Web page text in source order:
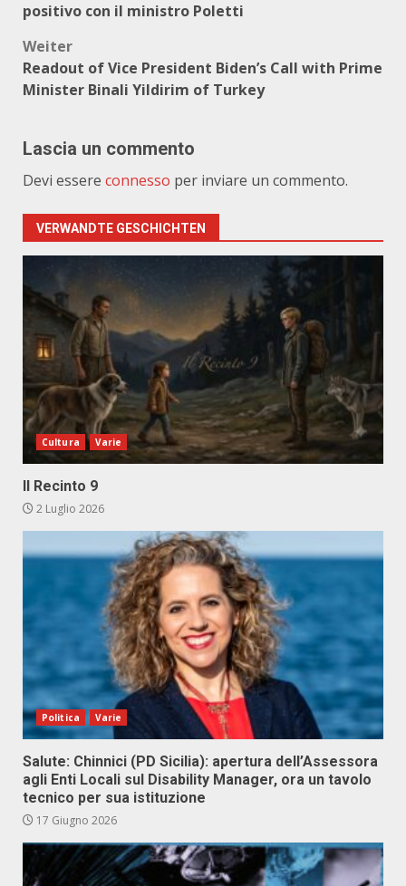
positivo con il ministro Poletti
Weiter
Readout of Vice President Biden’s Call with Prime
Minister Binali Yildirim of Turkey
Lascia un commento
Devi essere connesso per inviare un commento.
VERWANDTE GESCHICHTEN
Cultura Varie
Il Recinto 9
2 Luglio 2026
Politica Varie
Salute: Chinnici (PD Sicilia): apertura dell’Assessora
agli Enti Locali sul Disability Manager, ora un tavolo
tecnico per sua istituzione
17 Giugno 2026